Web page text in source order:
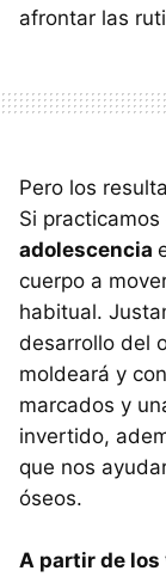
afrontar las
Pero los
Si
adolescencia
cuerpo a
habitual.
desarrollo del
moldeará y
marcados y
invertido,
que nos
óseos.
A partir de los